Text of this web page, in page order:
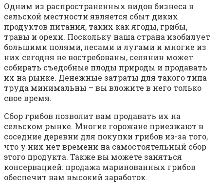
Одним из распространенных видов бизнеса в
сельской местности является сбыт диких
продуктов питания, таких как ягоды, грибы,
травы и орехи. Поскольку наша страна изобилует
большими полями, лесами и лугами и многие из
них сегодня не востребованы, селянин может
собирать съедобные плоды природы и продавать
их на рынке. Денежные затраты для такого типа
труда минимальны – вы вложите в него только
свое время.
Сбор грибов позволит вам продавать их на
сельском рынке. Многие горожане приезжают в
соседние деревни для покупки грибов из-за того,
что у них нет времени на самостоятельный сбор
этого продукта. Также вы можете заняться
консервацией: продажа маринованных грибов
обеспечит вам высокий заработок.